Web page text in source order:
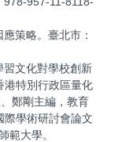
策略。臺北市：
文化對學校創新
港特別行政區量化
鄭剛主編，教育
際學術研討會論文
範大學。